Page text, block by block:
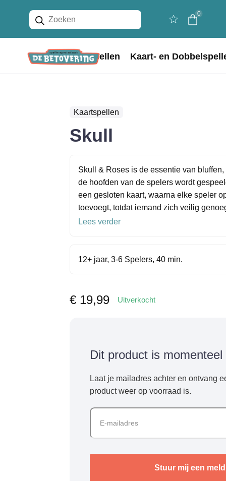
Producten
zoeken
0
Home Bordspellen Kaart- en
Kaartspellen
Skull
Skull & Roses is de essentie van
de hoofden van de spelers wordt
een gesloten kaart, waarna elke speler
toevoegt, totdat iemand zich veilig
Lees verder
12+ jaar, 3-6 Spelers, 40 min.
€ 19,99 Uitverkocht
Dit product is
Laat je mailadres achter en ontvang
product weer op voorraad is.